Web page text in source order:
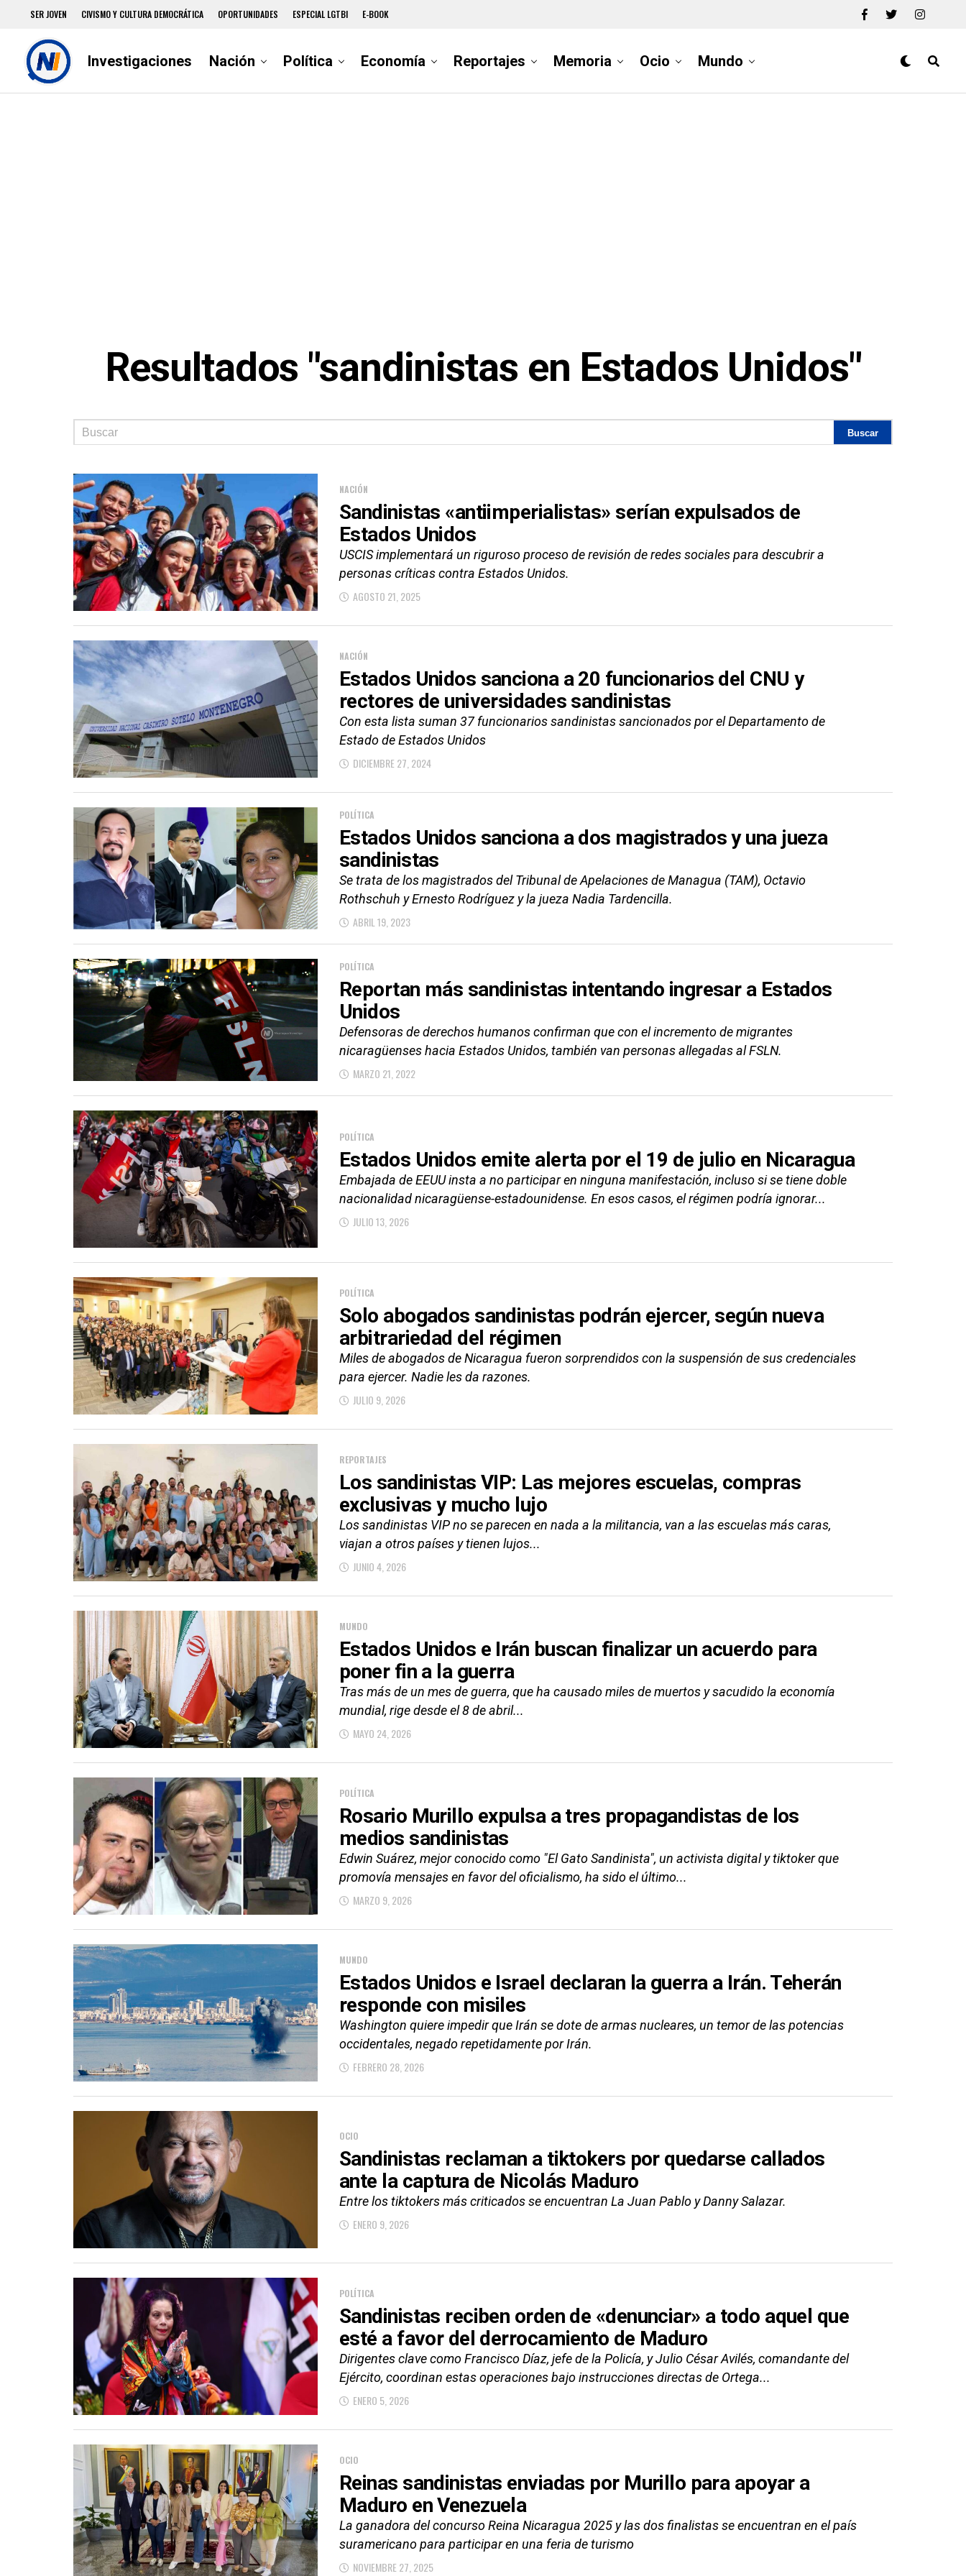
SER JOVEN CIVISMO Y CULTURA DEMOCRÁTICA OPORTUNIDADES ESPECIAL LGTBI E-BOOK
Investigaciones Nación Política Economía Reportajes Memoria Ocio Mundo
Resultados "sandinistas en Estados Unidos"
NACIÓN
Sandinistas «antiimperialistas» serían expulsados de
Estados Unidos
USCIS implementará un riguroso proceso de revisión de redes sociales para descubrir a
personas críticas contra Estados Unidos.
AGOSTO 21, 2025
NACIÓN
Estados Unidos sanciona a 20 funcionarios del CNU y
rectores de universidades sandinistas
Con esta lista suman 37 funcionarios sandinistas sancionados por el Departamento de
Estado de Estados Unidos
DICIEMBRE 27, 2024
POLÍTICA
Estados Unidos sanciona a dos magistrados y una jueza
sandinistas
Se trata de los magistrados del Tribunal de Apelaciones de Managua (TAM), Octavio
Rothschuh y Ernesto Rodríguez y la jueza Nadia Tardencilla.
ABRIL 19, 2023
POLÍTICA
Reportan más sandinistas intentando ingresar a Estados
Unidos
Defensoras de derechos humanos confirman que con el incremento de migrantes
nicaragüenses hacia Estados Unidos, también van personas allegadas al FSLN.
MARZO 21, 2022
POLÍTICA
Estados Unidos emite alerta por el 19 de julio en Nicaragua
Embajada de EEUU insta a no participar en ninguna manifestación, incluso si se tiene doble
nacionalidad nicaragüense-estadounidense. En esos casos, el régimen podría ignorar...
JULIO 13, 2026
POLÍTICA
Solo abogados sandinistas podrán ejercer, según nueva
arbitrariedad del régimen
Miles de abogados de Nicaragua fueron sorprendidos con la suspensión de sus credenciales
para ejercer. Nadie les da razones.
JULIO 9, 2026
REPORTAJES
Los sandinistas VIP: Las mejores escuelas, compras
exclusivas y mucho lujo
Los sandinistas VIP no se parecen en nada a la militancia, van a las escuelas más caras,
viajan a otros países y tienen lujos...
JUNIO 4, 2026
MUNDO
Estados Unidos e Irán buscan finalizar un acuerdo para
poner fin a la guerra
Tras más de un mes de guerra, que ha causado miles de muertos y sacudido la economía
mundial, rige desde el 8 de abril...
MAYO 24, 2026
POLÍTICA
Rosario Murillo expulsa a tres propagandistas de los
medios sandinistas
Edwin Suárez, mejor conocido como "El Gato Sandinista", un activista digital y tiktoker que
promovía mensajes en favor del oficialismo, ha sido el último...
MARZO 9, 2026
MUNDO
Estados Unidos e Israel declaran la guerra a Irán. Teherán
responde con misiles
Washington quiere impedir que Irán se dote de armas nucleares, un temor de las potencias
occidentales, negado repetidamente por Irán.
FEBRERO 28, 2026
OCIO
Sandinistas reclaman a tiktokers por quedarse callados
ante la captura de Nicolás Maduro
Entre los tiktokers más criticados se encuentran La Juan Pablo y Danny Salazar.
ENERO 9, 2026
POLÍTICA
Sandinistas reciben orden de «denunciar» a todo aquel que
esté a favor del derrocamiento de Maduro
Dirigentes clave como Francisco Díaz, jefe de la Policía, y Julio César Avilés, comandante del
Ejército, coordinan estas operaciones bajo instrucciones directas de Ortega...
ENERO 5, 2026
OCIO
Reinas sandinistas enviadas por Murillo para apoyar a
Maduro en Venezuela
La ganadora del concurso Reina Nicaragua 2025 y las dos finalistas se encuentran en el país
suramericano para participar en una feria de turismo
NOVIEMBRE 27, 2025